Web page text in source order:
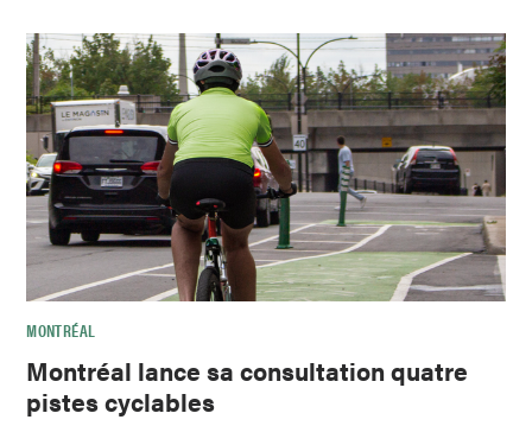
MONTRÉAL
Montréal lance sa consultation quatre
pistes cyclables